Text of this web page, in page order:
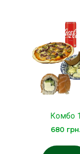
Комбо 1
680 грн.